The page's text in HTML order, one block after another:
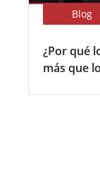
Blog
¿Por qué
más que